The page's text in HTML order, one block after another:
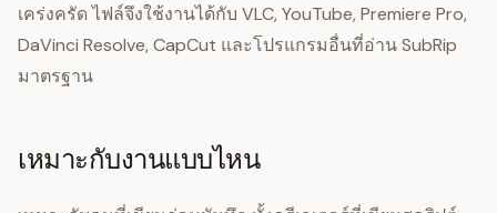
เคร่งครัด ไฟล์จึงใช้งานได้กับ VLC, YouTube, Premiere Pro,
DaVinci Resolve, CapCut และโปรแกรมอื่นที่อ่าน SubRip
มาตรฐาน
เหมาะกับงานแบบไหน